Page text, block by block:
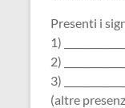
Presenti i
1)
2)
3)
(altre presenze)